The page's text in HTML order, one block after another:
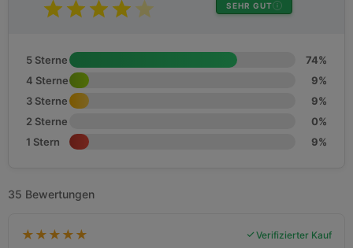
SEHR GUT
5 Sterne
74%
4 Sterne
9%
3 Sterne
9%
2 Sterne
0%
1 Stern
9%
35 Bewertungen
★ ★ ★ ★ ★ Verifizierter Kauf